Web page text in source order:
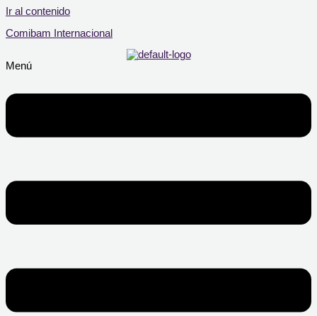
Ir al contenido
Comibam Internacional
Menú